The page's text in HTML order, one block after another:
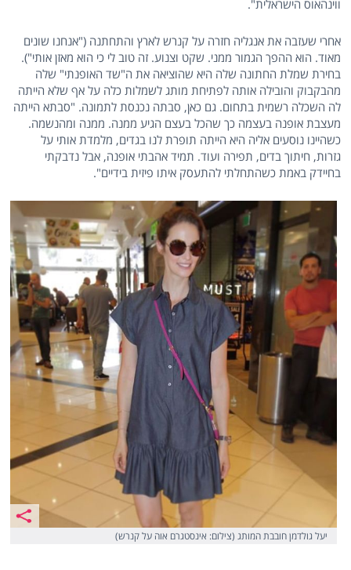
ווינהאוס הישראלית".
אחרי שעזבה את אנגליה חזרה על קנרש לארץ והתחתנה ("אנחנו שונים
מאוד. הוא ההפך הגמור ממני. שקט וצנוע. זה טוב לי כי הוא מאזן אותי").
בחירת שמלת החתונה שלה היא שהוציאה את ה"שד האופנתי" שלה
מהבקבוק והובילה אותה לפתיחת מותג לשמלות כלה על אף שלא הייתה
לה השכלה רשמית בתחום. גם כאן, סבתה נכנסת לתמונה. "סבתא הייתה
מעצבת אופנה בעצמה כך שהכל בעצם הגיע ממנה. ממנה ומהנשמה.
כשהיינו נוסעים אליה היא הייתה תופרת לנו בגדים, מלמדת אותי על
גזרות, חיתוך בדים, תפירה ועוד. תמיד אהבתי אופנה, אבל נדבקתי
בחיידק באמת כשהתחלתי להתעסק איתו פיזית בידיים".
יעל גולדמן חובבת המותג (צילום: אינסטגרם אוה על קנרש)